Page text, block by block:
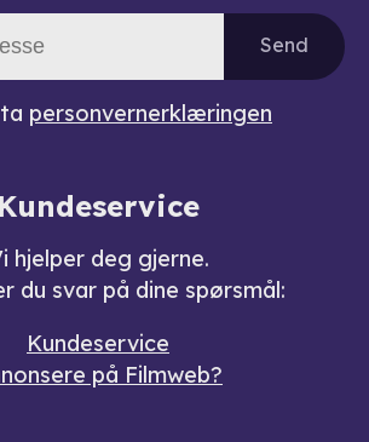
Send
personvernerklæringen
Kundeservice
hjelper deg gjerne.
du svar på dine spørsmål:
Kundeservice
på Filmweb?